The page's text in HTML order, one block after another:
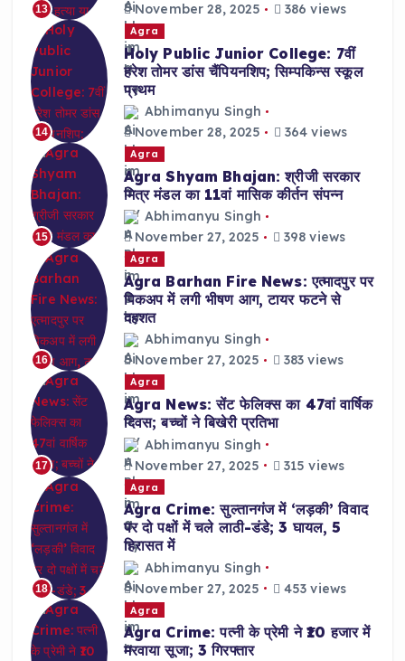
13
November 28, 2025
386 views
14
Agra
Holy Public Junior College: 7वीं
हरेश तोमर डांस चैंपियनशिप; सिम्पकिन्स स्कूल
प्रथम
Abhimanyu Singh
November 28, 2025
364 views
15
Agra
Agra Shyam Bhajan: श्रीजी सरकार
मित्र मंडल का 11वां मासिक कीर्तन संपन्न
Abhimanyu Singh
November 27, 2025
398 views
16
Agra
Agra Barhan Fire News: एत्मादपुर पर
पिकअप में लगी भीषण आग, टायर फटने से
दहशत
Abhimanyu Singh
November 27, 2025
383 views
17
Agra
Agra News: सेंट फेलिक्स का 47वां वार्षिक
दिवस; बच्चों ने बिखेरी प्रतिभा
Abhimanyu Singh
November 27, 2025
315 views
18
Agra
Agra Crime: सुल्तानगंज में ‘लड़की’ विवाद
पर दो पक्षों में चले लाठी-डंडे; 3 घायल, 5
हिरासत में
Abhimanyu Singh
November 27, 2025
453 views
Agra
Agra Crime: पत्नी के प्रेमी ने ₹10 हजार में
मरवाया सूजा; 3 गिरफ्तार